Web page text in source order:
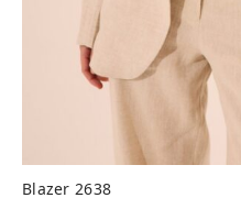
Blazer 2638